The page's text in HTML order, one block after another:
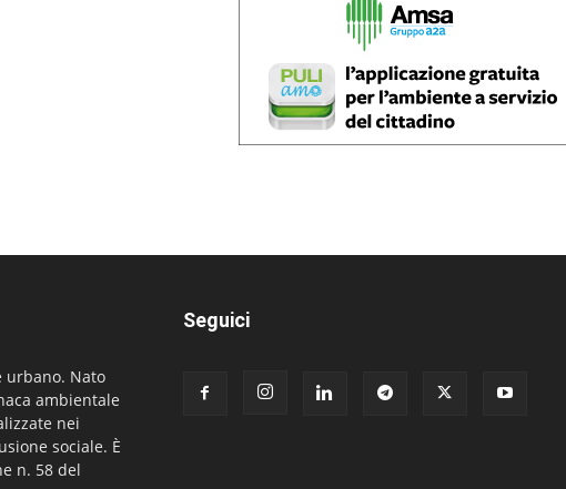
urbano. Nato
ambientale
nei
sociale. È
n. 58 del
Seguici